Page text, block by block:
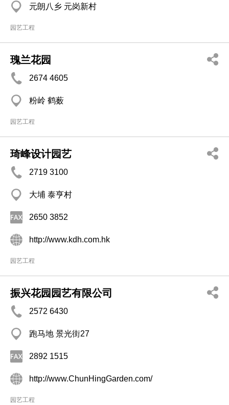
元朗八乡 元岗新村
园艺工程
瑰兰花园
2674 4605
粉岭 鹤薮
园艺工程
琦峰设计园艺
2719 3100
大埔 泰亨村
2650 3852
http://www.kdh.com.hk
园艺工程
振兴花园园艺有限公司
2572 6430
跑马地 景光街27
2892 1515
http://www.ChunHingGarden.com/
园艺工程